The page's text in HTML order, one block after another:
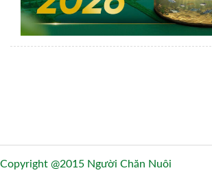
Copyright @2015 Người Chăn Nuôi